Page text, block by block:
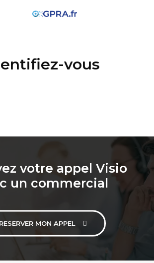
vous
votre appel Visio
un commercial
RESERVER MON APPEL